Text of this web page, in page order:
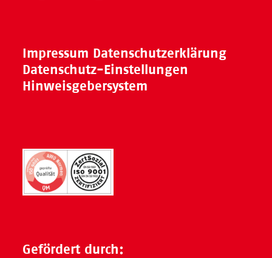
Impressum Datenschutzerklärung
Datenschutz-Einstellungen
Hinweisgebersystem
Gefördert durch: